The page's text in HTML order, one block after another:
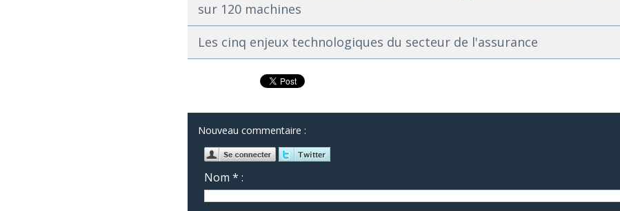
sur 120 machines
Les cinq enjeux technologiques du secteur de l'assurance
Nouveau commentaire :
Nom * :